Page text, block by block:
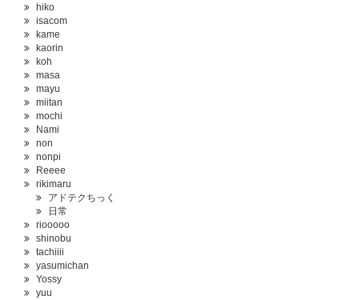
hiko
isacom
kame
kaorin
koh
masa
mayu
miitan
mochi
Nami
non
nonpi
Reeee
rikimaru
アドテクちっく
日常
riooooo
shinobu
tachiiii
yasumichan
Yossy
yuu